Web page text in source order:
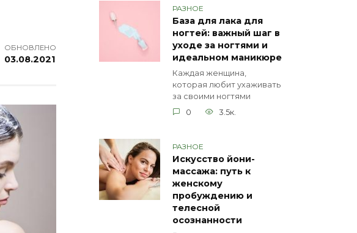
ОБНОВЛЕНО
03.08.2021
РАЗНОЕ
База для лака для
ногтей: важный шаг в
уходе за ногтями и
идеальном маникюре
Каждая женщина,
которая любит ухаживать
за своими ногтями
0
3.5к.
РАЗНОЕ
Искусство йони-
массажа: путь к
женскому
пробуждению и
телесной
осознанности